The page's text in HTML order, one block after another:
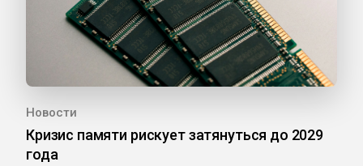
Новости
Кризис памяти рискует затянуться до 2029
года